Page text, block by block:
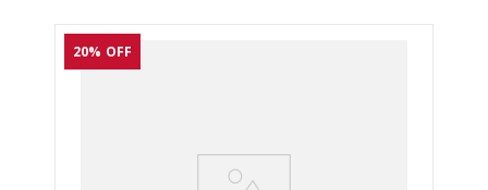
20% OFF